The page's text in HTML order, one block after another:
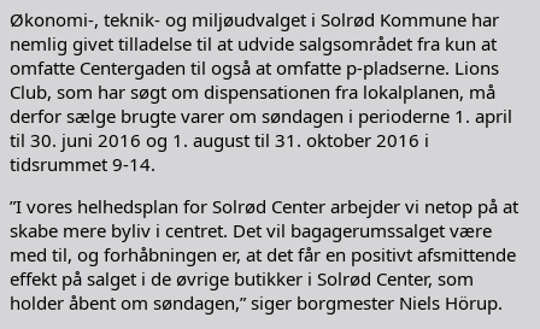
Økonomi-, teknik- og miljøudvalget i Solrød Kommune har
nemlig givet tilladelse til at udvide salgsområdet fra kun at
omfatte Centergaden til også at omfatte p-pladserne. Lions
Club, som har søgt om dispensationen fra lokalplanen, må
derfor sælge brugte varer om søndagen i perioderne 1. april
til 30. juni 2016 og 1. august til 31. oktober 2016 i
tidsrummet 9-14.
”I vores helhedsplan for Solrød Center arbejder vi netop på at
skabe mere byliv i centret. Det vil bagagerumssalget være
med til, og forhåbningen er, at det får en positivt afsmittende
effekt på salget i de øvrige butikker i Solrød Center, som
holder åbent om søndagen,” siger borgmester Niels Hörup.